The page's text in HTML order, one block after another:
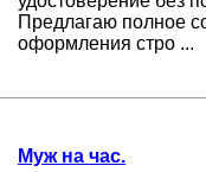
Предлагаю полное
оформления стро ...
Муж на час.